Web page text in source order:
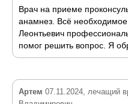
Врач на приеме
анамнез. Всё
Леонтьевич
помог решить вопрос. Я
Артем 07.11.2024, лечащий